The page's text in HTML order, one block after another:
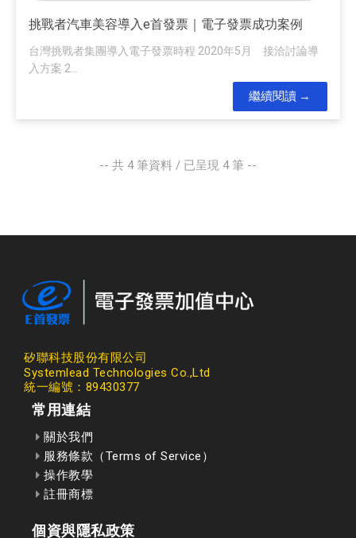
挑戰者汽車美容導入e首發票｜電子發票成功案例
台灣挑戰者集團導入電子發票時程 2020年5月 接洽討論導
入方案 2...
繼續閱讀
-- 共 4筆資料 / 已呈現 4筆 --
矽聯科技股份有限公司
Systemlead Technologies Co.,Ltd
統一編號：89430377
常用連結
關於我們
服務條款（Terms of Service）
操作教學
註冊商標
個資與隱私政策